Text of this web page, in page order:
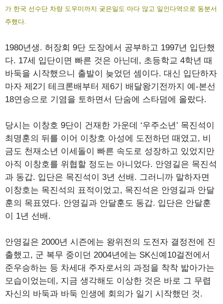
가 한국 선수단 차량 도우미까지 궂은일도 마다 않고 일인다역으로 동분서
주했다.
1980년생. 허장회 9단 도장에서 공부하고 1997년 입단했
다. 17세 입단이면 빠른 것은 아닌데, 초등학교 4학년 때
바둑을 시작했으니 출발이 늦었던 셈이다. 대신 입단하자
마자 제2기 테크론배부터 제6기 배달왕기전까지 예-본선
18연승으로 기염을 토하면서 단숨에 스타덤에 올랐다.
당시는 이창호 9단이 건재한 가운데 ‘우주소년’ 목진석이
최명훈의 뒤를 이어 이창호 아성에 도전하던 때였고, 비
금도 천재소년 이세돌이 빠른 속도로 성장하고 있었지만
아직 이창호를 위협할 정도는 아니었다. 안영길은 목진석
과 동갑. 입단은 목진석이 3년 선배. 그러니까 말하자면
이창호는 목진석의 표적이었고, 목진석은 안영길과 안달
훈의 목표였다. 안영길과 안달훈도 동갑. 입단은 안달훈
이 1년 선배.
안영길은 2000년 시즌에는 왕위전의 도전자 결정전에 진
출했고, 군 복무 중이던 2004년에는 SK신예10걸전에서
준우승하는 등 차세대 주자로서의 과정을 착착 밟아가는
모습이었는데, 지금 생각해도 이상한 것은 바로 그 무렵
자신의 바둑과 바둑 인생에 회의가 일기 시작했던 것.